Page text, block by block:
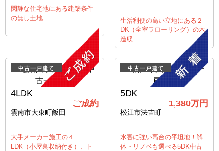
閑静な住宅地にある建築条件
の無し土地
生活利便の高い立地にある２
DK（全室フローリング）の木
造収…
中古一戸建て
4LDK
ご成約
雲南市大東町飯田
大手メーカー施工の４
LDK（小屋裏収納付き）、ト
中古一戸建て
5DK
1,380万円
松江市法吉町
水害に強い高台の平坦地！解
体・リノベも選べる5DK中古